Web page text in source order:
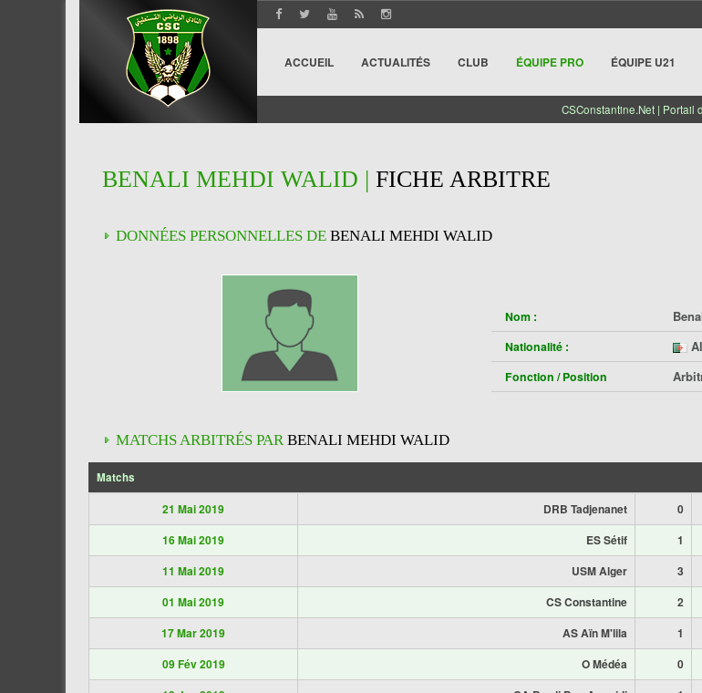
ACCUEIL ACTUALITÉS CLUB ÉQUIPE PRO ÉQUIPE U21
CSConstantine.Net | Portail
BENALI MEHDI WALID | FICHE ARBITRE
DONNÉES PERSONNELLES DE BENALI MEHDI WALID
Nom :
Nationalité :
Fonction / Position
MATCHS ARBITRÉS PARBENALI MEHDI WALID
Matchs
21 Mai 2019 DRB Tadjenanet 0
16 Mai 2019
ES Sétif 1
11 Mai 2019
USM Alger 3
01 Mai 2019
CS Constantine 2
17 Mar 2019
AS Aïn M'lila 1
09 Fév 2019
O Médéa 0